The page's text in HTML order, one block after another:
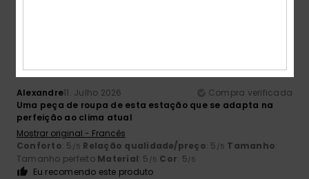
Alexandre11. Julho 2026
Compra verificada
Uma peça de roupa de esta estação que se adapta na
perfeição ao clima atual
Mostrar original - Francês
Conforto: 5 /5 Relação qualidade/preço: 5 /5 Tamanho:
Tamanho perfeito Material: 5 /5 Cor: 5/5
Eu recomendo este produto